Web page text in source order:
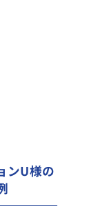
ンU様の